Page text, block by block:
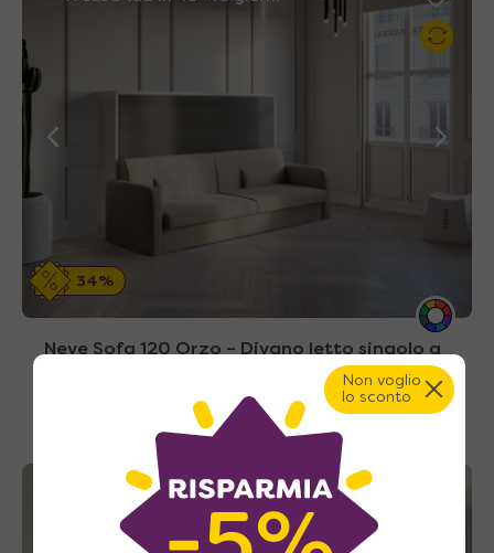
34%
Neve Sofa 120 Orzo – Divano letto singolo a
scomparsa una piazza e mezza
€ 2.640
A casa tua in 33~39 giorni
Non voglio
lo sconto